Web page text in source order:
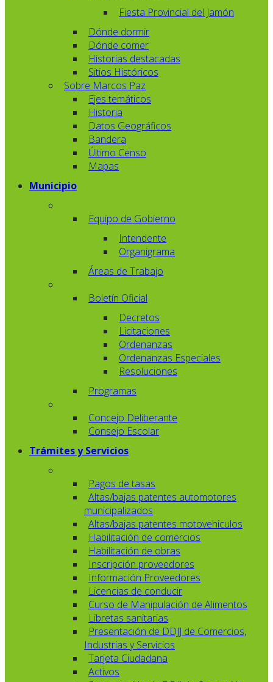
Fiesta Provincial del Jamón
Dónde dormir
Dónde comer
Historias destacadas
Sitios Históricos
Sobre Marcos Paz
Ejes temáticos
Historia
Datos Geográficos
Bandera
Último Censo
Mapas
Municipio
Equipo de Gobierno
Intendente
Organigrama
Áreas de Trabajo
Boletín Oficial
Decretos
Licitaciones
Ordenanzas
Ordenanzas Especiales
Resoluciones
Programas
Concejo Deliberante
Consejo Escolar
Trámites y Servicios
Pagos de tasas
Altas/bajas patentes automotores
municipalizados
Altas/bajas patentes motovehiculos
Habilitación de comercios
Habilitación de obras
Inscripción proveedores
Información Proveedores
Licencias de conducir
Curso de Manipulación de Alimentos
Libretas sanitarias
Presentación de DDJJ de Comercios,
Industrias y Servicios
Tarjeta Ciudadana
Activos